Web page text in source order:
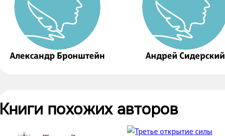
Александр Бронштейн Андрей Сидерский
Книги похожих авторов